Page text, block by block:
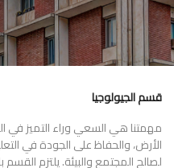
قسم الجيولوجيا
مهمتنا هي السعي وراء التميز في
الأرض، والحفاظ على الجودة في
لصالح المجتمع والبيئة. يلتزم